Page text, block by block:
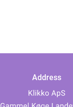
Address